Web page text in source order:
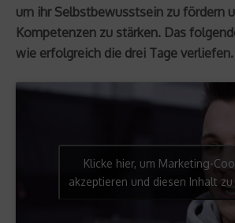
um ihr Selbstbewusstsein zu fördern
Kompetenzen zu stärken. Das
wie erfolgreich die drei Tage verliefen.
Klicke hier, um Marketing-
akzeptieren und diesen Inhalt